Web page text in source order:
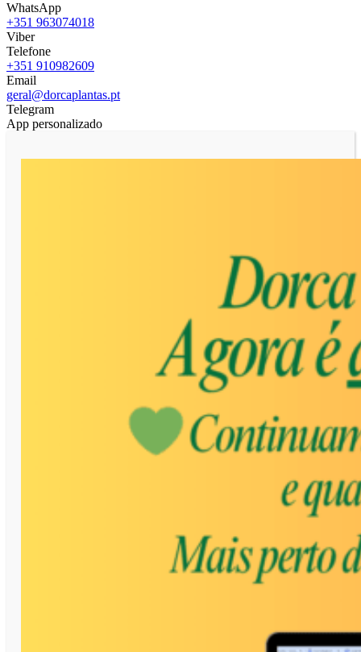
WhatsApp
+351 963074018
Viber
Telefone
+351 910982609
Email
geral@dorcaplantas.pt
Telegram
App personalizado